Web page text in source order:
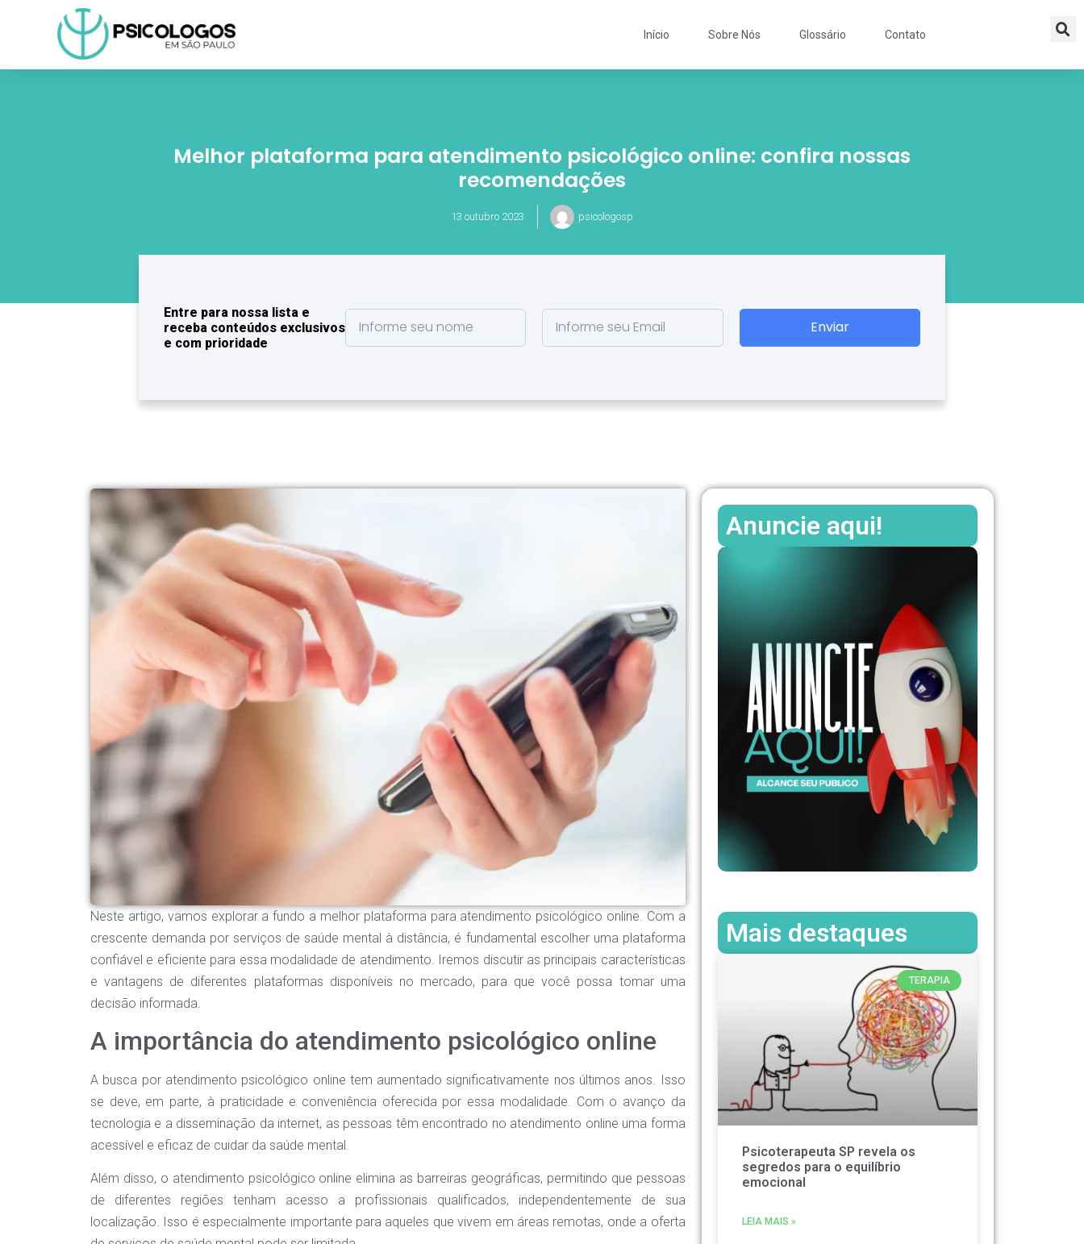
Início Sobre Nós Glossário Contato
Melhor plataforma para atendimento psicológico online: confira nossas
recomendações
13 outubro 2023 psicologosp
Enviar
Entre para nossa lista e
receba conteúdos exclusivos
e com prioridade
Neste artigo, vamos explorar a fundo a melhor plataforma para atendimento psicológico online. Com a
crescente demanda por serviços de saúde mental à distância, é fundamental escolher uma plataforma
confiável e eficiente para essa modalidade de atendimento. Iremos discutir as principais características
e vantagens de diferentes plataformas disponíveis no mercado, para que você possa tomar uma
decisão informada.
A importância do atendimento psicológico online
A busca por atendimento psicológico online tem aumentado significativamente nos últimos anos. Isso
se deve, em parte, à praticidade e conveniência oferecida por essa modalidade. Com o avanço da
tecnologia e a disseminação da internet, as pessoas têm encontrado no atendimento online uma forma
acessível e eficaz de cuidar da saúde mental.
Além disso, o atendimento psicológico online elimina as barreiras geográficas, permitindo que pessoas
de diferentes regiões tenham acesso a profissionais qualificados, independentemente de sua
localização. Isso é especialmente importante para aqueles que vivem em áreas remotas, onde a oferta
Anuncie aqui!
Mais destaques
TERAPIA
Psicoterapeuta SP revela os
segredos para o equilíbrio
emocional
LEIA MAIS »